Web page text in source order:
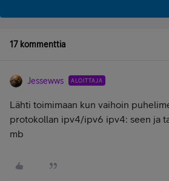
17 kommenttia
Jessewws ALOITTAJA
Lähti toimimaan kun vaihoin
protokollan ipv4/ipv6 ipv4: seen ja
mb